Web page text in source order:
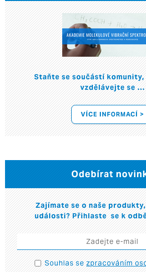
Staňte se součástí
vzdělávejte se ...
VÍCE INFORMACÍ >
Odebírat
Zajímate se o naše
události? Přihlaste se k
Souhlas sezpracováním